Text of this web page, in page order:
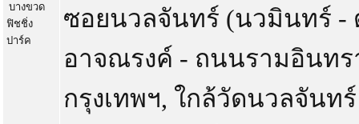
บางขวด
ฟิชชิ่ง
ปาร์ค
ซอยนวลจันทร์ (นวมินทร์ -
อาจณรงค์ - ถนนรามอินทร
กรุงเทพฯ, ใกล้วัดนวลจันท